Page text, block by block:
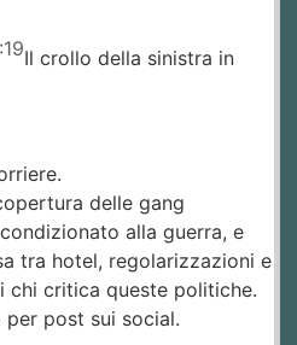
Il crollo della sinistra in
delle gang
alla guerra, e
tra hotel, regolarizzazioni e
chi critica queste politiche.
per post sui social.